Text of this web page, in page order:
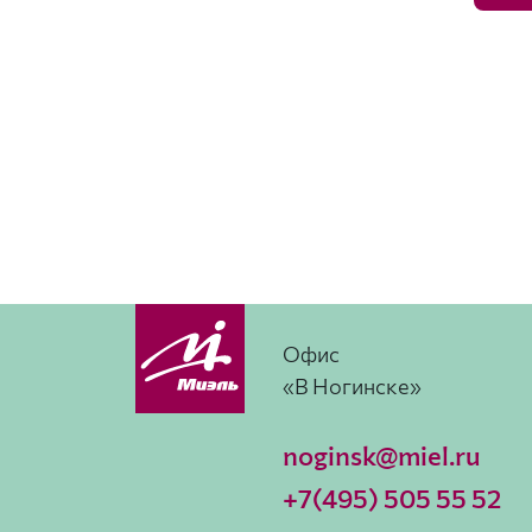
Офис
«В Ногинске»
noginsk@miel.ru
+7(495) 505 55 52